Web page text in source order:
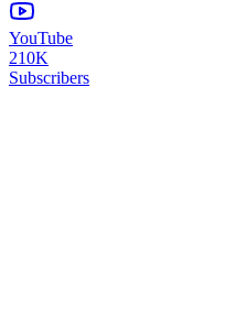
YouTube
210K
Subscribers